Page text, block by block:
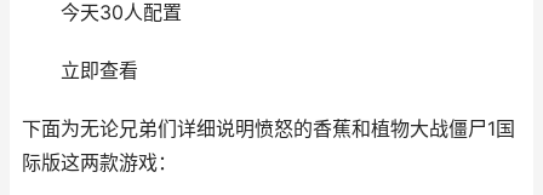
今天30人配置
立即查看
下面为无论兄弟们详细说明愤怒的香蕉和植物大战僵尸1国
际版这两款游戏：